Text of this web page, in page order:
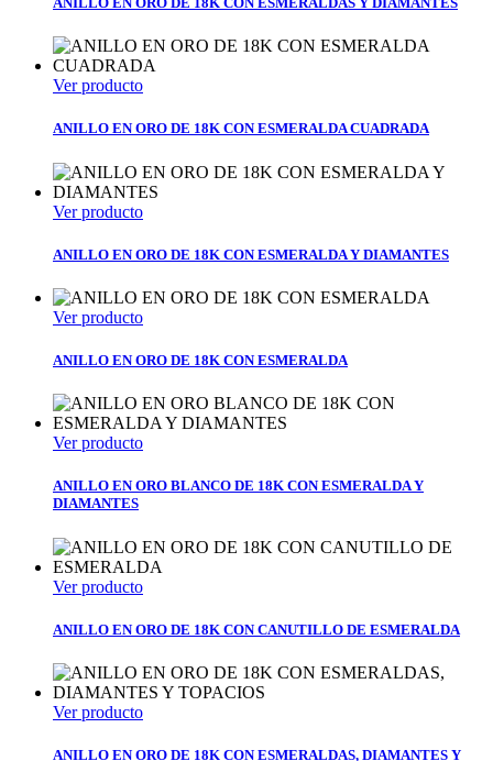
Ver producto
ANILLO EN ORO DE 18K CON ESMERALDA CUADRADA
Ver producto
ANILLO EN ORO DE 18K CON ESMERALDA Y DIAMANTES
Ver producto
ANILLO EN ORO DE 18K CON ESMERALDA
Ver producto
ANILLO EN ORO BLANCO DE 18K CON ESMERALDA Y
DIAMANTES
Ver producto
ANILLO EN ORO DE 18K CON CANUTILLO DE ESMERALDA
Ver producto
ANILLO EN ORO DE 18K CON ESMERALDAS, DIAMANTES Y